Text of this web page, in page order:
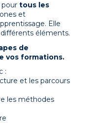
tous les
et
Elle
éléments.
de
vos formations.
:
et les parcours
les méthodes